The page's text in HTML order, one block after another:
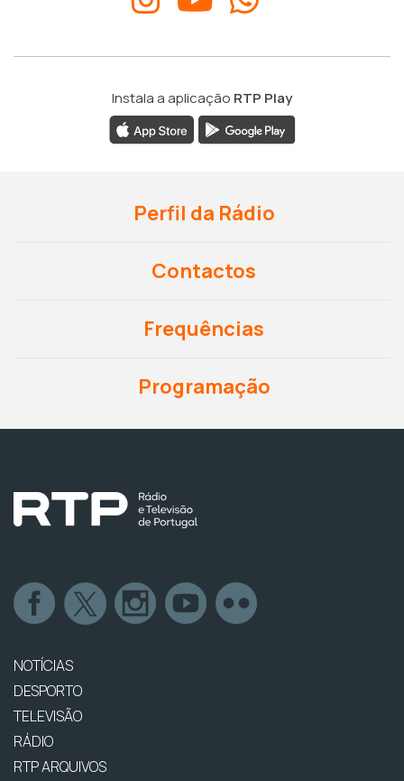
Instala a aplicação RTP Play
Perfil da Rádio
Contactos
Frequências
Programação
NOTÍCIAS
DESPORTO
TELEVISÃO
RÁDIO
RTP ARQUIVOS